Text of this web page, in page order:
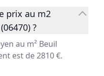
prix au m2
?
au m² Beuil
est de 2810 €.